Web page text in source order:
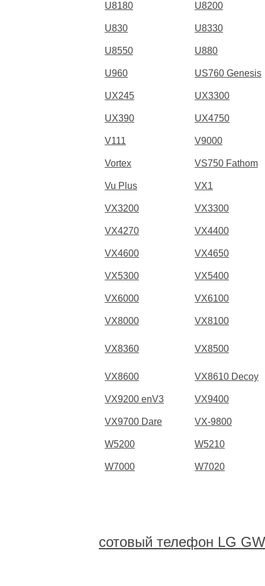
U8180 U8200
U830 U8330
U8550 U880
U960 US760 Genesis
UX245 UX3300
UX390 UX4750
V111 V9000
Vortex VS750 Fathom
Vu Plus VX1
VX3200 VX3300
VX4270 VX4400
VX4600 VX4650
VX5300 VX5400
VX6000 VX6100
VX8000 VX8100
VX8360 VX8500
VX8600 VX8610 Decoy
VX9200 enV3 VX9400
VX9700 Dare VX-9800
W5200 W5210
W7000 W7020
сотовый телефон LG